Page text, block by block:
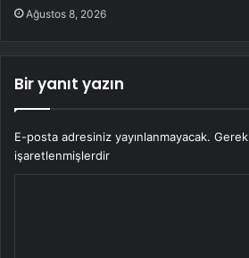
Ağustos 8, 2026
Bir yanıt yazın
E-posta adresiniz yayınlanmayacak.
işaretlenmişlerdir